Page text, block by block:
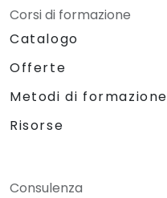
Corsi di formazione
Catalogo
Offerte
Metodi di formazione
Risorse
Consulenza